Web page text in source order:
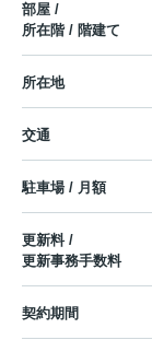
部屋 /
所在階 / 階建て
所在地
交通
駐車場 / 月額
更新料 /
更新事務手数料
契約期間